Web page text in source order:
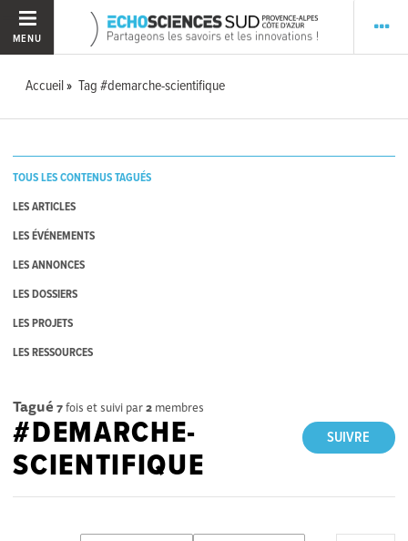
MENU
Accueil Tag #demarche-scientifique
TOUS LES CONTENUS TAGUÉS
LES ARTICLES
LES ÉVÉNEMENTS
LES ANNONCES
LES DOSSIERS
LES PROJETS
LES RESSOURCES
Tagué 7fois et suivi par2 membres
SUIVRE
#DEMARCHE-
SCIENTIFIQUE